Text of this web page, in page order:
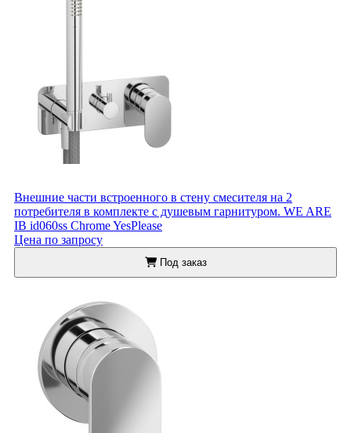
Внешние части встроенного в стену смесителя на 2
потребителя в комплекте с душевым гарнитуром. WE ARE
IB id060ss Chrome YesPlease
Цена по запросу
Под заказ